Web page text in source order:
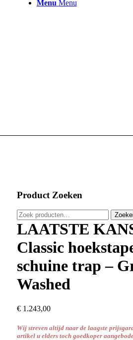
Menu Menu
Product Zoeken
Zoeken
naar:
LAATSTE
Classic
schuine trap –
Washed
€1.243,00
Wij streven altijd naar de laagste
artikel u elders toch goedkoper